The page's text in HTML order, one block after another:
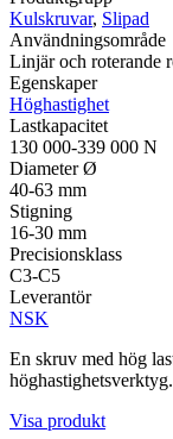
MätskalorRäknare /
Givare
Maskinsäkerhet
LjusridåerLjustorn
Varningsljud
Varningsljus
KablageESD /
Kulskruvar, Slipad
Användningsområde
Linjär och roterande
Egenskaper
Höghastighet
Lastkapacitet
130 000-339 000 N
Diameter Ø
40-63 mm
Stigning
16-30 mm
Precisionsklass
C3-C5
Leverantör
NSK
En skruv med hög
höghastighetsverktyg.
Visa produkt